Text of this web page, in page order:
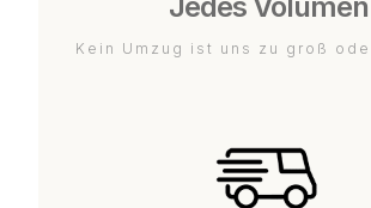
Kein Umzug ist uns zu groß